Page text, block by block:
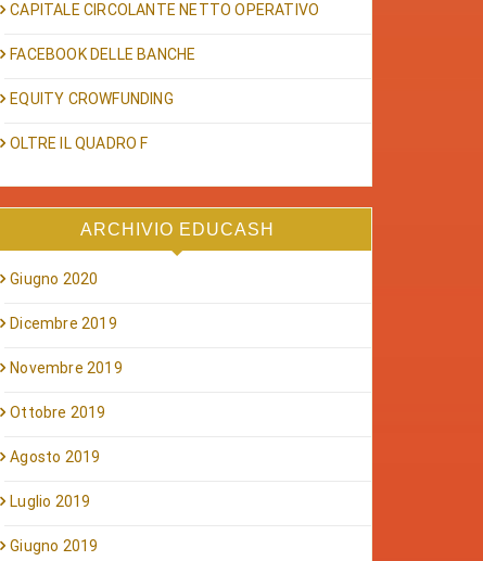
CAPITALE CIRCOLANTE NETTO OPERATIVO
FACEBOOK DELLE BANCHE
EQUITY CROWFUNDING
OLTRE IL QUADRO F
ARCHIVIO EDUCASH
Giugno 2020
Dicembre 2019
Novembre 2019
Ottobre 2019
Agosto 2019
Luglio 2019
Giugno 2019